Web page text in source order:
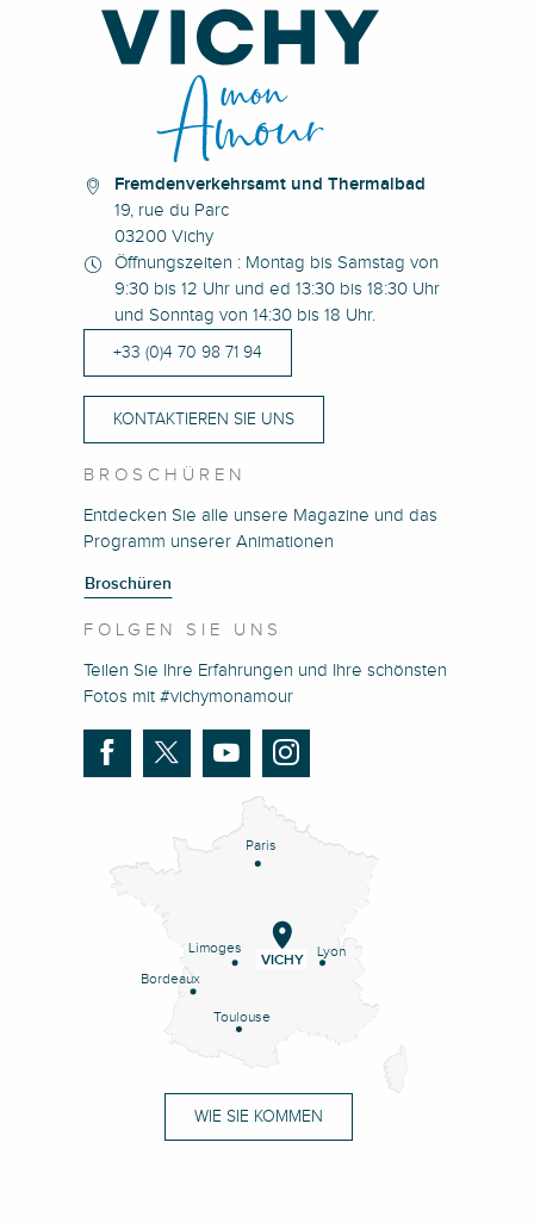
Fremdenverkehrsamt und Thermalbad
19, rue du Parc
03200 Vichy
Öffnungszeiten : Montag bis Samstag von
9:30 bis 12 Uhr und ed 13:30 bis 18:30 Uhr
und Sonntag von 14:30 bis 18 Uhr.
+33 (0)4 70 98 71 94
KONTAKTIEREN SIE UNS
BROSCHÜREN
Entdecken Sie alle unsere Magazine und das
Programm unserer Animationen
Broschüren
FOLGEN SIE UNS
Teilen Sie Ihre Erfahrungen und Ihre schönsten
Fotos mit #vichymonamour
Paris
Lyon
Limoges
Bordeaux
Toulouse
VICHY
WIE SIE KOMMEN